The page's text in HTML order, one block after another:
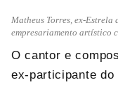
Matheus Torres, ex-Estrela
empresariamento artístico
O cantor e
ex-participante do